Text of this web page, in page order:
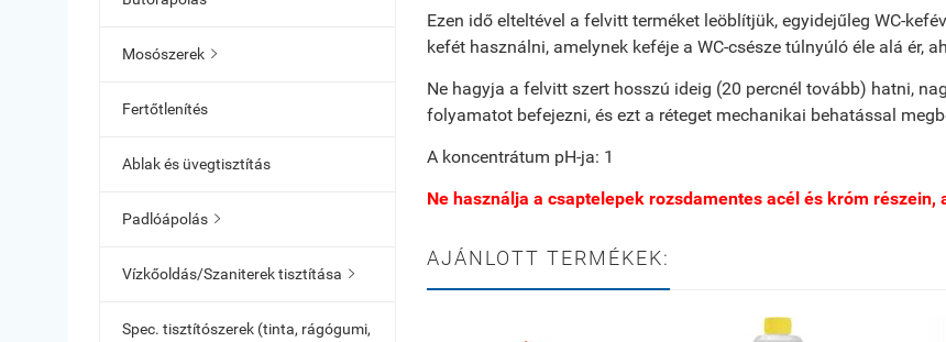
Mosószerek 
Fertőtlenítés
Ablak és üvegtisztítás
Padlóápolás 
Vízkőoldás/Szaniterek tisztítása 
Spec. tisztítószerek (tinta, rágógumi,
Ezen idő elteltével a felvitt terméket leöblítjük, egyidejűleg WC-
kefét használni, amelynek keféje a WC-csésze túlnyúló éle alá ér,
Ne hagyja a felvitt szert hosszú ideig (20 percnél tovább) hatni,
folyamatot befejezni, és ezt a réteget mechanikai behatással
A koncentrátum pH-ja: 1
Ne használja a csaptelepek rozsdamentes acél és króm
AJÁNLOTT TERMÉKEK: